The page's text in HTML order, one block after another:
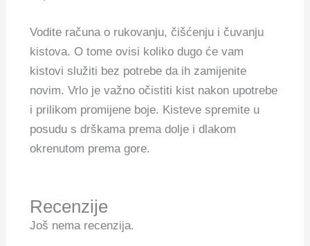
Vodite računa o rukovanju, čišćenju i čuvanju
kistova. O tome ovisi koliko dugo će vam
kistovi služiti bez potrebe da ih zamijenite
novim. Vrlo je važno očistiti kist nakon upotrebe
i prilikom promijene boje. Kisteve spremite u
posudu s drškama prema dolje i dlakom
okrenutom prema gore.
Recenzije
Još nema recenzija.